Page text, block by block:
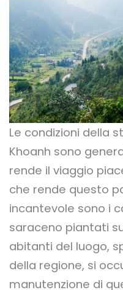
Le condizioni della
Khoanh sono
rende il viaggio
che rende questo
incantevole sono i
saraceno piantati
abitanti del luogo,
della regione, si
manutenzione di